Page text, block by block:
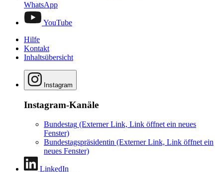
WhatsApp
YouTube
Hilfe
Kontakt
Inhaltsübersicht
Instagram
Instagram-Kanäle
Bundestag (Externer Link, Link öffnet ein neues
Fenster)
Bundestagspräsidentin (Externer Link, Link öffnet ein
neues Fenster)
LinkedIn